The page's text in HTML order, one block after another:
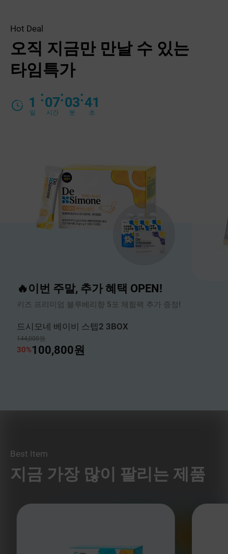
Hot Deal
오직 지금만 만날 수 있는
타임특가
1
일
:07
시간
:03
분
:40
초
🔥이번 주말, 추가 혜택 OPEN!
키즈 프리미엄 블루베리향 5포 체험팩 추가 증정!
드시모네 베이비 스텝2 3BOX
144,000원
30%100,800원
Best Item
지금 가장 많이 팔리는 제품